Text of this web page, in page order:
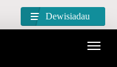
Dewisiadau